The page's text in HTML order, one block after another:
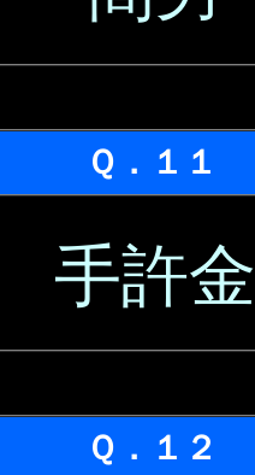
Ｑ．１１
手許金
Ｑ．１２